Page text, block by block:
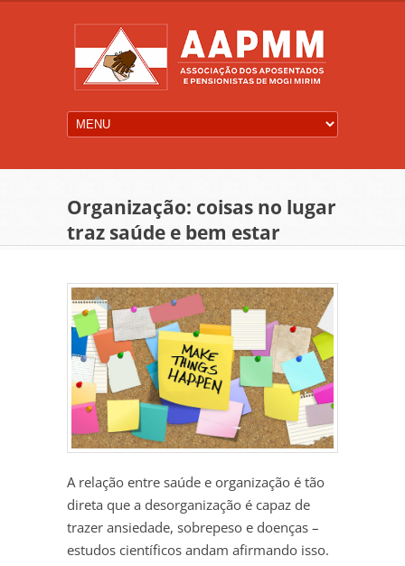
Organização: coisas no lugar
traz saúde e bem estar
A relação entre saúde e organização é tão
direta que a desorganização é capaz de
trazer ansiedade, sobrepeso e doenças –
estudos científicos andam afirmando isso.